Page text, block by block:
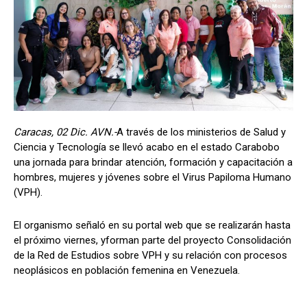
Caracas, 02 Dic. AVN.-A través de los ministerios de Salud y
Ciencia y Tecnología se llevó acabo en el estado Carabobo
una jornada para brindar atención, formación y capacitación a
hombres, mujeres y jóvenes sobre el Virus Papiloma Humano
(VPH).
El organismo señaló en su portal web que se realizarán hasta
el próximo viernes, yforman parte del proyecto Consolidación
de la Red de Estudios sobre VPH y su relación con procesos
neoplásicos en población femenina en Venezuela.